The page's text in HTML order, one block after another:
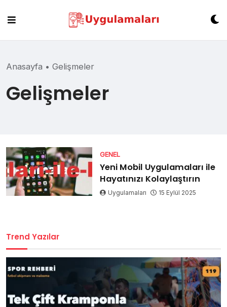
content
Anasayfa • Gelişmeler
Gelişmeler
GENEL
Yeni Mobil Uygulamaları ile
Hayatınızı Kolaylaştırın
Uygulamaları 15 Eylül 2025
Trend Yazılar